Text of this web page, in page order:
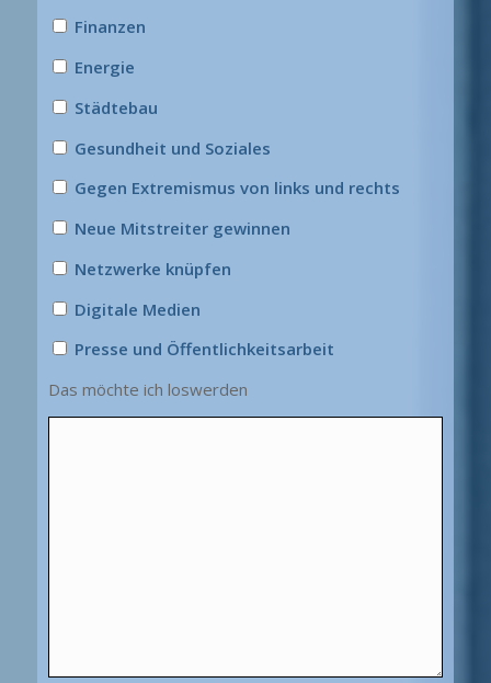
Finanzen
Energie
Städtebau
Gesundheit und Soziales
Gegen Extremismus von links und rechts
Neue Mitstreiter gewinnen
Netzwerke knüpfen
Digitale Medien
Presse und Öffentlichkeitsarbeit
Das möchte ich loswerden